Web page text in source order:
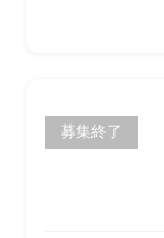
募集終了